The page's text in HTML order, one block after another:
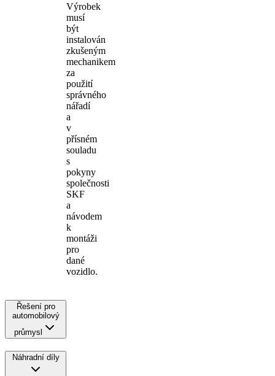
Výrobek
musí
být
instalován
zkušeným
mechanikem
za
použití
správného
nářadí
a
v
přísném
souladu
s
pokyny
společnosti
SKF
a
návodem
k
montáži
pro
dané
vozidlo.
Řešení pro
automobilový
průmysl
Náhradní díly